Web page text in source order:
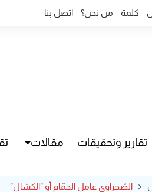
كلمة من نحن؟ اتصل بنا
تقارير وتحقيقات مقالات
الصّحراوي عامل الحمّام أو ”الكسّال”